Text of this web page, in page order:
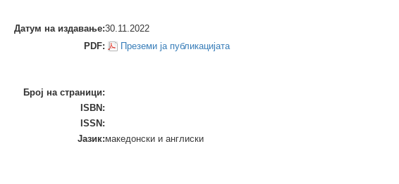
Датум на издавање:30.11.2022
PDF:
Преземи ја публикацијата
Број на страници:
ISBN:
ISSN:
Јазик:македонски и англиски